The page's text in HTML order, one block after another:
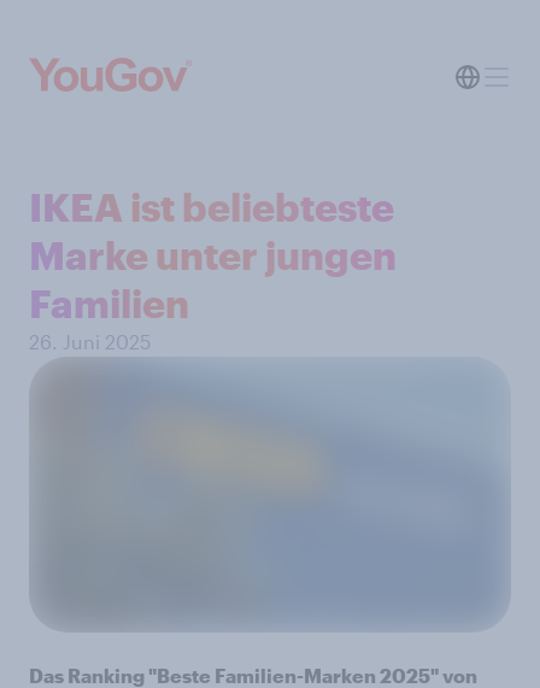
IKEA ist beliebteste
Marke unter jungen
Familien
26. Juni 2025
Das Ranking "Beste Familien-Marken 2025" von